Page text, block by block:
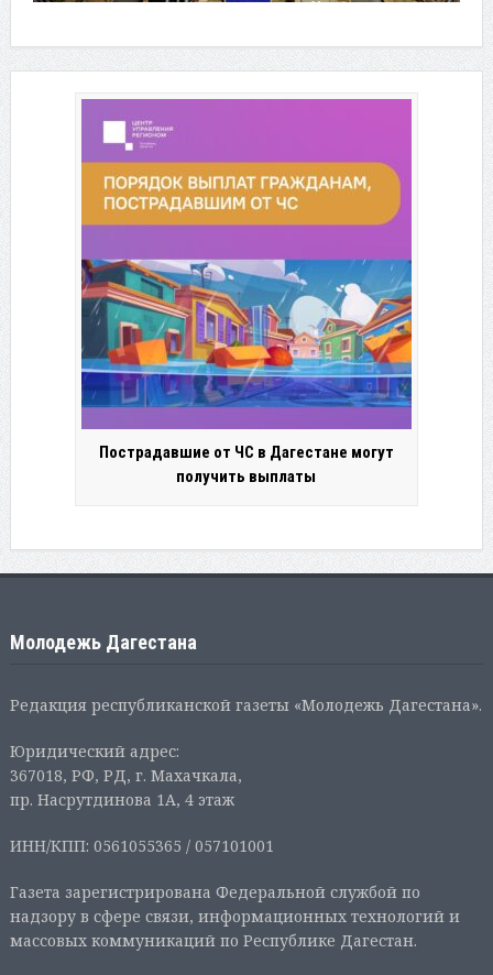
Пострадавшие от ЧС в Дагестане могут
получить выплаты
Молодежь Дагестана
Редакция республиканской газеты «Молодежь Дагестана».
Юридический адрес:
367018, РФ, РД, г. Махачкала,
пр. Насрутдинова 1А, 4 этаж
ИНН/КПП: 0561055365 / 057101001
Газета зарегистрирована Федеральной службой по
надзору в сфере связи, информационных технологий и
массовых коммуникаций по Республике Дагестан.